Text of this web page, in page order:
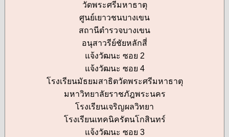
วัดพระศรีมหาธาตุ
ศูนย์เยาวชนบางเขน
สถานีตำรวจบางเขน
อนุสาวรีย์ชัยหลักสี่
แจ้งวัฒนะ ซอย 2
แจ้งวัฒนะ ซอย 4
โรงเรียนมัธยมสาธิตวัดพระศรีมหาธาตุ
มหาวิทยาลัยราชภัฎพระนคร
โรงเรียนเจริญผลวิทยา
โรงเรียนเทคนิครัตนโกสินทร์
แจ้งวัฒนะ ซอย 3